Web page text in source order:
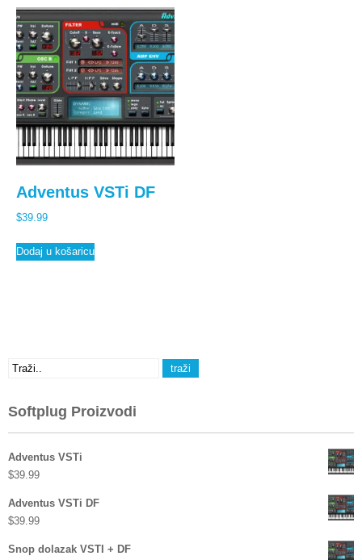
Adventus VSTi DF
$39.99
Dodaj u košaricu
Softplug Proizvodi
Adventus VSTi
$39.99
Adventus VSTi DF
$39.99
Snop dolazak VSTI + DF